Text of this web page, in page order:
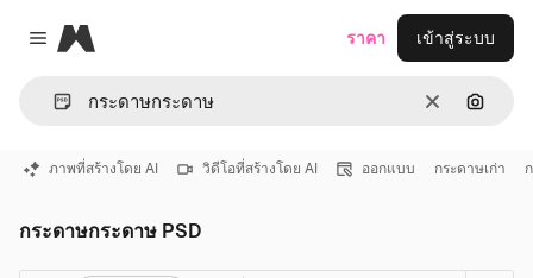
Close menu
Magnific
ชัดเจนค้นหา
ราคา เข้าสู่ระบบ
ภาพที่สร้างโดย AI วิดีโอที่สร้างโดย AI ออกแบบ กระดาษเก่า
กระดาษกระดาษ PSD